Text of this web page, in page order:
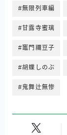
無限列車編
甘露寺蜜璃
竈門禰豆子
胡蝶しのぶ
鬼舞辻無惨